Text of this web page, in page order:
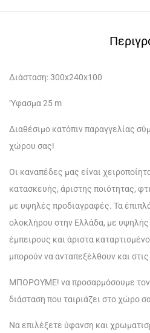
Διάσταση: 300x240x100
‘Yφασμα 25 m
Διαθέσιμο κατόπιν παραγγελίας
χώρου σας!
Οι καναπέδες μας είναι
κατασκευής, άριστης ποιότητας,
με υψηλές προδιαγραφές. Τα
ολοκλήρου στην Ελλάδα, με υψηλής
έμπειρους και άριστα
μπορούν να ανταπεξέλθουν και
ΜΠΟΡΟΥΜΕ! να προσαρμόσουμε τον
διάσταση που ταιριάζει στο χώρο
Να επιλέξετε ύφανση και